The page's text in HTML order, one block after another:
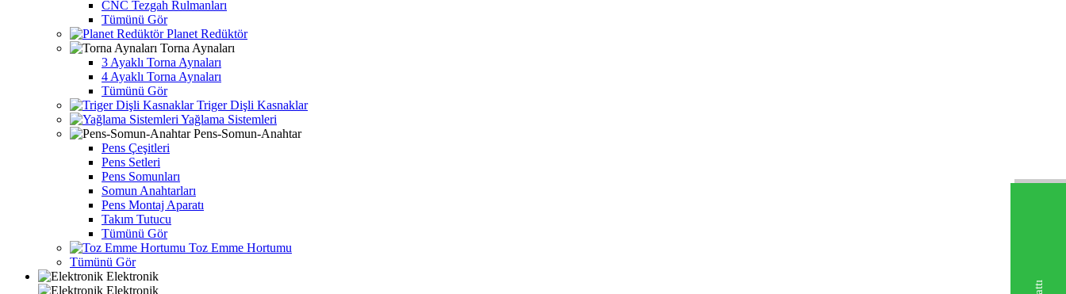
CNC Tezgah Rulmanları
Tümünü Gör
Planet Redüktör
Torna Aynaları
3 Ayaklı Torna Aynaları
4 Ayaklı Torna Aynaları
Tümünü Gör
Triger Dişli Kasnaklar
Yağlama Sistemleri
Pens-Somun-Anahtar
Pens Çeşitleri
Pens Setleri
Pens Somunları
Somun Anahtarları
Pens Montaj Aparatı
Takım Tutucu
Tümünü Gör
Toz Emme Hortumu
Tümünü Gör
Elektronik
Elektronik